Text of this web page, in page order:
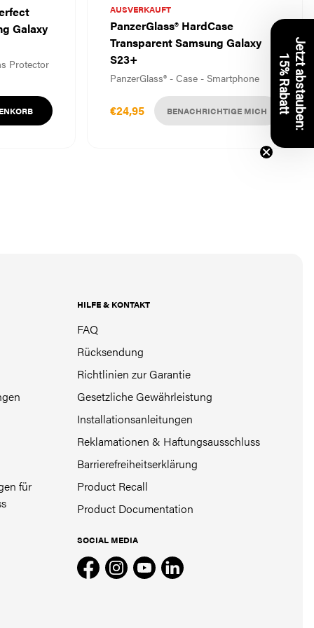
Galaxy
Protector
AUSVERKAUFT
PanzerGlass® HardCase
Transparent Samsung Galaxy
S23+
PanzerGlass® - Case - Smartphone
€24,95 BENACHRICHTIGE MICH
für
HILFE & KONTAKT
FAQ
Rücksendung
Richtlinien zur Garantie
Gesetzliche Gewährleistung
Installationsanleitungen
Reklamationen & Haftungsausschluss
Barrierefreiheitserklärung
Product Recall
Product Documentation
SOCIAL MEDIA
J
e
t
z
t
a
b
s
t
a
u
b
e
n
:
15
%
R
a
b
a
t
t